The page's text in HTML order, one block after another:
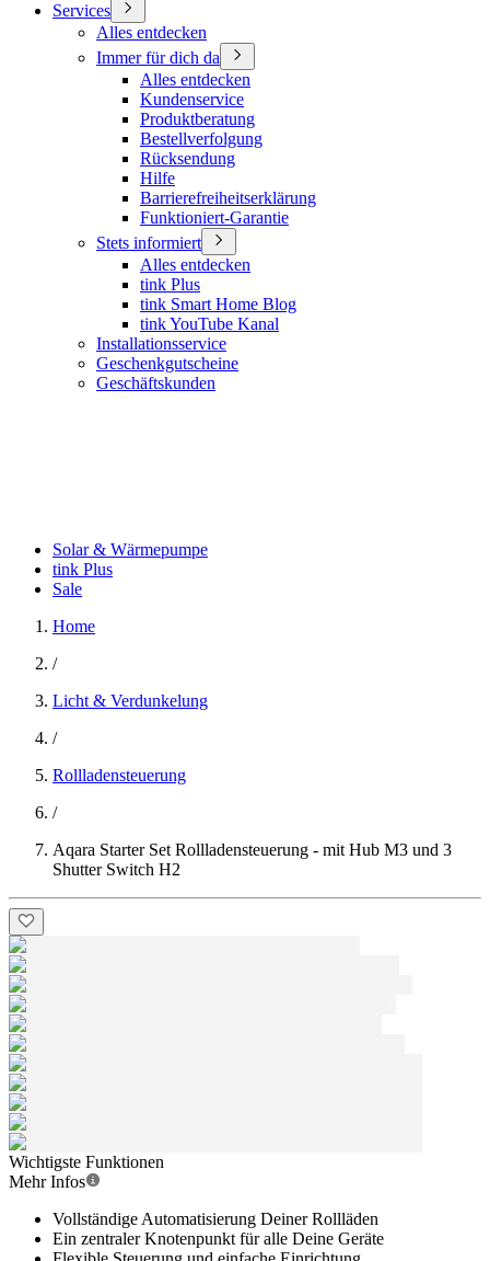
Services
Alles entdecken
Immer für dich da
Alles entdecken
Kundenservice
Produktberatung
Bestellverfolgung
Rücksendung
Hilfe
Barrierefreiheitserklärung
Funktioniert-Garantie
Stets informiert
Alles entdecken
tink Plus
tink Smart Home Blog
tink YouTube Kanal
Installationsservice
Geschenkgutscheine
Geschäftskunden
Solar & Wärmepumpe
tink Plus
Sale
Home
/
Licht & Verdunkelung
/
Rollladensteuerung
/
Aqara Starter Set Rollladensteuerung - mit Hub M3 und 3
Shutter Switch H2
Wichtigste Funktionen
Mehr Infos
Vollständige Automatisierung Deiner Rollläden
Ein zentraler Knotenpunkt für alle Deine Geräte